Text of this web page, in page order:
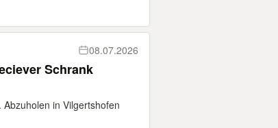
08.07.2026
Schrank
in Vilgertshofen